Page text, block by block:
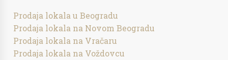
Prodaja lokala u Beogradu
Prodaja lokala na Novom Beogradu
Prodaja lokala na Vračaru
Prodaja lokala na Voždovcu